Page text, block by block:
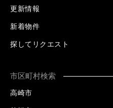
更新情報
新着物件
探してリクエスト
市区町村検索
高崎市